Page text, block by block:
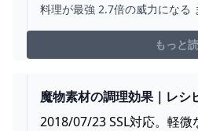
料理が最強 2.7倍の威力になる
が最大です。骨武器得意はス
クのアゴ骨などの骨系をつ
もっと
魔物素材の調理効果｜レシ
BOTW 攻略メモ｜おばさん
2018/07/23 SSL対応。軽微